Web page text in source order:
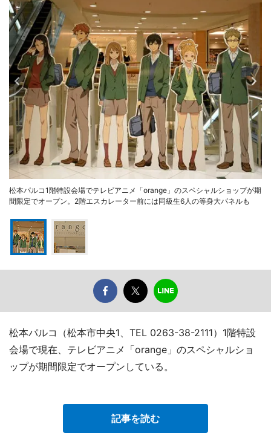
松本パルコ1階特設会場でテレビアニメ「orange」のスペシャルショップが期
間限定でオープン。2階エスカレーター前には同級生6人の等身大パネルも
松本パルコ（松本市中央1、TEL 0263-38-2111）1階特設
会場で現在、テレビアニメ「orange」のスペシャルショ
ップが期間限定でオープンしている。
記事を読む